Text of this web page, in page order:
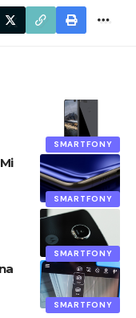
SMARTFONY
SMARTFONY
SMARTFONY
SMARTFONY